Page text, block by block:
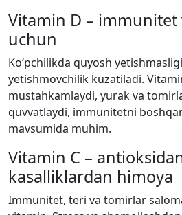
Vitamin D – immunitet
uchun
Ko‘pchilikda quyosh
yetishmovchilik kuzatiladi.
mustahkamlaydi, yurak va
quvvatlaydi, immunitetni
mavsumida muhim.
Vitamin C –
kasalliklardan himoya
Immunitet, teri va tomirlar